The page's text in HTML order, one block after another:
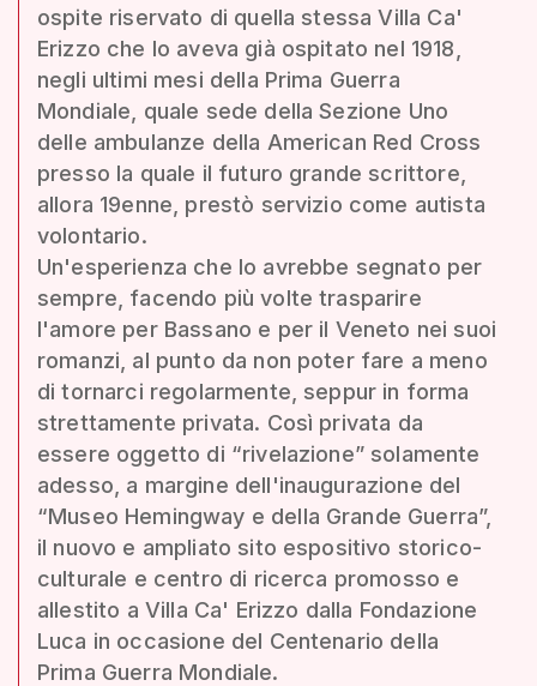
ospite riservato di quella stessa Villa Ca'
Erizzo che lo aveva già ospitato nel 1918,
negli ultimi mesi della Prima Guerra
Mondiale, quale sede della Sezione Uno
delle ambulanze della American Red Cross
presso la quale il futuro grande scrittore,
allora 19enne, prestò servizio come autista
volontario.
Un'esperienza che lo avrebbe segnato per
sempre, facendo più volte trasparire
l'amore per Bassano e per il Veneto nei suoi
romanzi, al punto da non poter fare a meno
di tornarci regolarmente, seppur in forma
strettamente privata. Così privata da
essere oggetto di “rivelazione” solamente
adesso, a margine dell'inaugurazione del
“Museo Hemingway e della Grande Guerra”,
il nuovo e ampliato sito espositivo storico-
culturale e centro di ricerca promosso e
allestito a Villa Ca' Erizzo dalla Fondazione
Luca in occasione del Centenario della
Prima Guerra Mondiale.